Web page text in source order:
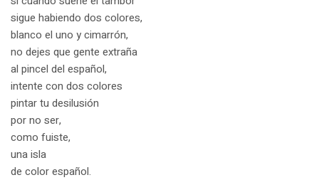
sigue habiendo dos colores,
blanco el uno y cimarrón,
no dejes que gente extraña
al pincel del español,
intente con dos colores
pintar tu desilusión
por no ser,
como fuiste,
una isla
de color español.